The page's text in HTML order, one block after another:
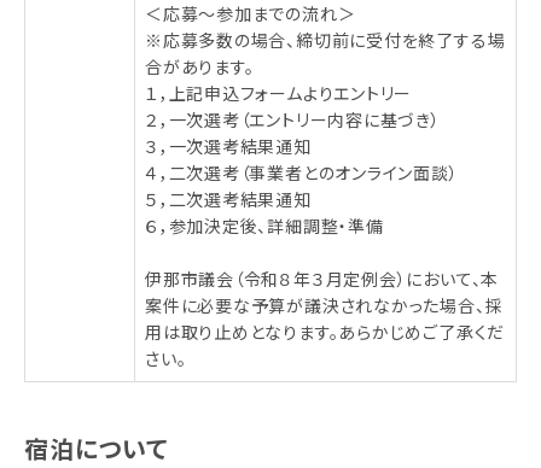
＜応募～参加までの流れ＞
※応募多数の場合、締切前に受付を終了する場
合があります。
１，上記申込フォームよりエントリー
２，一次選考（エントリー内容に基づき）
３，一次選考結果通知
４，二次選考（事業者とのオンライン面談）
５，二次選考結果通知
６，参加決定後、詳細調整・準備
伊那市議会（令和８年３月定例会）において、本
案件に必要な予算が議決されなかった場合、採
用は取り止めとなります。あらかじめご了承くだ
さい。
宿泊について